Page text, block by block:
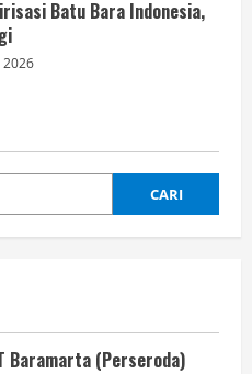
Batu Bara Indonesia,
2026
CARI
Baramarta (Perseroda)